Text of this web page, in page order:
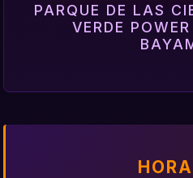
PARQUE DE LAS
VERDE